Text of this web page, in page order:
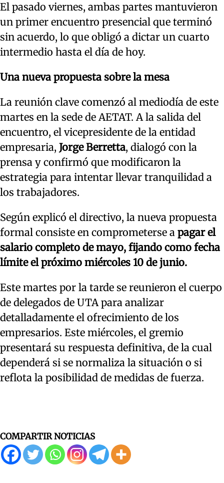
El pasado viernes, ambas partes mantuvieron
un primer encuentro presencial que terminó
sin acuerdo, lo que obligó a dictar un cuarto
intermedio hasta el día de hoy.
Una nueva propuesta sobre la mesa
La reunión clave comenzó al mediodía de este
martes en la sede de AETAT. A la salida del
encuentro, el vicepresidente de la entidad
empresaria, Jorge Berretta, dialogó con la
prensa y confirmó que modificaron la
estrategia para intentar llevar tranquilidad a
los trabajadores.
Según explicó el directivo, la nueva propuesta
formal consiste en comprometerse a pagar el
salario completo de mayo, fijando como fecha
límite el próximo miércoles 10 de junio.
Este martes por la tarde se reunieron el cuerpo
de delegados de UTA para analizar
detalladamente el ofrecimiento de los
empresarios. Este miércoles, el gremio
presentará su respuesta definitiva, de la cual
dependerá si se normaliza la situación o si
reflota la posibilidad de medidas de fuerza.
COMPARTIR NOTICIAS